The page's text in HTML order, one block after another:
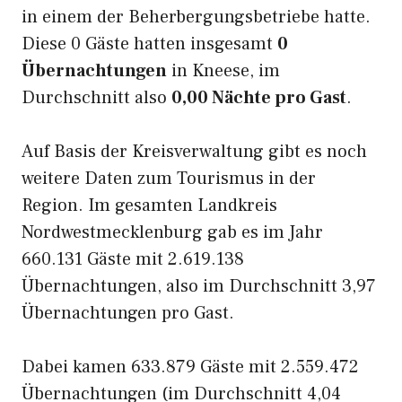
in einem der Beherbergungsbetriebe hatte.
Diese 0 Gäste hatten insgesamt 0
Übernachtungen in Kneese, im
Durchschnitt also 0,00 Nächte pro Gast.
Auf Basis der Kreisverwaltung gibt es noch
weitere Daten zum Tourismus in der
Region. Im gesamten Landkreis
Nordwestmecklenburg gab es im Jahr
660.131 Gäste mit 2.619.138
Übernachtungen, also im Durchschnitt 3,97
Übernachtungen pro Gast.
Dabei kamen 633.879 Gäste mit 2.559.472
Übernachtungen (im Durchschnitt 4,04